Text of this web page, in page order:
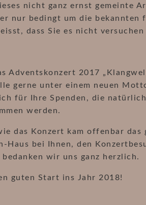
nicht ganz ernst gemeinte
nur bedingt um die bekannten
dass Sie es nicht
Adventskonzert 2017
gerne unter einem neuen
für Ihre Spenden, die
werden.
das Konzert kam offenbar das
Haus bei Ihnen, den
wir uns ganz herzlich.
guten Start ins Jahr 2018!